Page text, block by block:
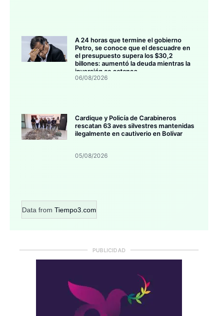
A 24 horas que termine el gobierno
Petro, se conoce que el descuadre en
el presupuesto supera los $30,2
billones: aumentó la deuda mientras la
inversión se estanca
06/08/2026
Cardique y Policía de Carabineros
rescatan 63 aves silvestres mantenidas
ilegalmente en cautiverio en Bolívar
05/08/2026
Data from Tiempo3.com
PUBLICIDAD